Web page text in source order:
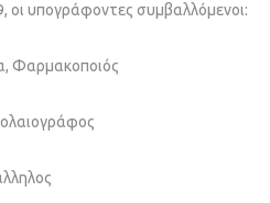
υπογράφοντες συμβαλλόμενοι:
Φαρμακοποιός